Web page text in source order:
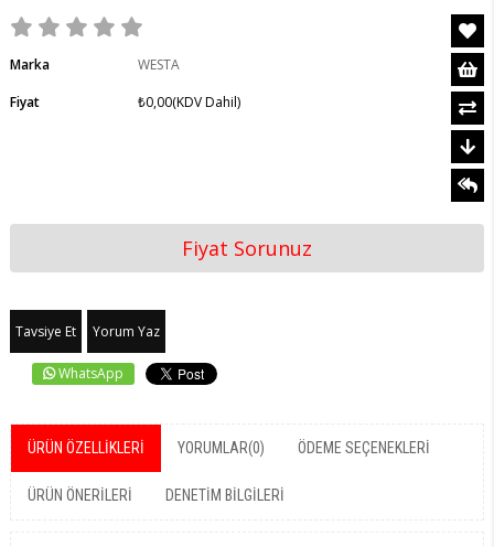
Marka
WESTA
Fiyat
₺0,00(KDV Dahil)
Fiyat Sorunuz
Tavsiye Et Yorum Yaz
WhatsApp
ÜRÜN ÖZELLIKLERI YORUMLAR(0) ÖDEME SEÇENEKLERI
ÜRÜN ÖNERILERI DENETIM BILGILERI